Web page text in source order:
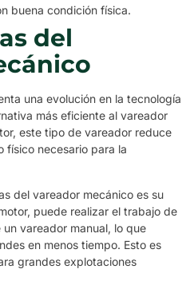
buena condición física.
del
una evolución en la tecnología
más eficiente al vareador
este tipo de vareador reduce
físico necesario para la
del vareador mecánico es su
puede realizar el trabajo de
vareador manual, lo que
en menos tiempo. Esto es
grandes explotaciones